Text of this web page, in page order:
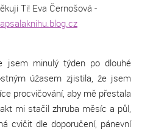
Ti! Eva Černošová -
jsem minulý týden po dlouhé
úžasem zjistila, že jsem
procvičování, aby mě přestala
mi stačil zhruba měsíc a půl,
cvičit dle doporučení, pánevní